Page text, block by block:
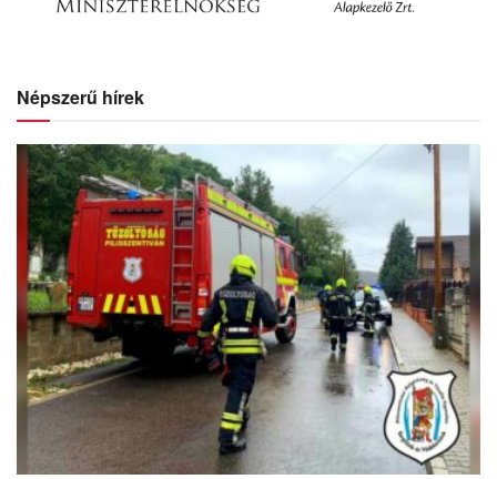
Népszerű hírek